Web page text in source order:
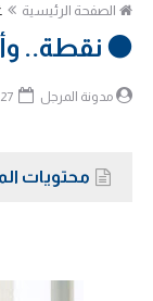
الصفحة الرئيسية
⚫️ نقطة..
مدونة المرجل
محتويات